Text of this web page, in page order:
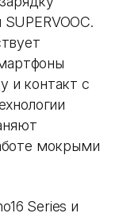
и контакт с
мокрыми
Series и